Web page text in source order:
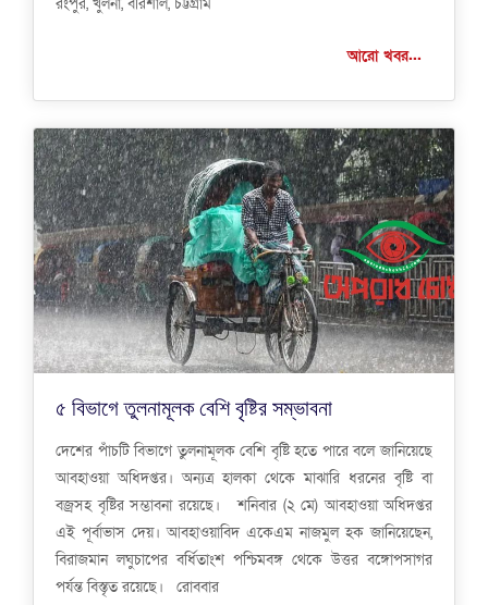
রংপুর, খুলনা, বরিশাল, চট্টগ্রাম
আরো খবর...
৫ বিভাগে তুলনামূলক বেশি বৃষ্টির সম্ভাবনা
দেশের পাঁচটি বিভাগে তুলনামূলক বেশি বৃষ্টি হতে পারে বলে জানিয়েছে
আবহাওয়া অধিদপ্তর। অন্যত্র হালকা থেকে মাঝারি ধরনের বৃষ্টি বা
বজ্রসহ বৃষ্টির সম্ভাবনা রয়েছে। শনিবার (২ মে) আবহাওয়া অধিদপ্তর
এই পূর্বাভাস দেয়। আবহাওয়াবিদ একেএম নাজমুল হক জানিয়েছেন,
বিরাজমান লঘুচাপের বর্ধিতাংশ পশ্চিমবঙ্গ থেকে উত্তর বঙ্গোপসাগর
পর্যন্ত বিস্তৃত রয়েছে। রোববার